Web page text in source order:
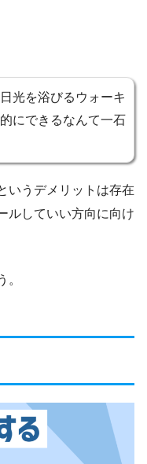
光を浴びるウォーキ
にできるなんて一石
いうデメリットは存在
ルしていい方向に向け
。